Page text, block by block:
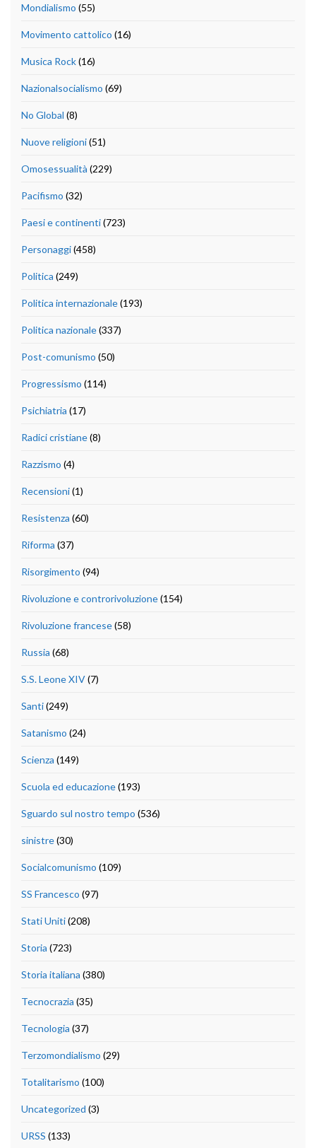
Mondialismo (55)
Movimento cattolico (16)
Musica Rock(16)
Nazionalsocialismo (69)
No Global (8)
Nuove religioni(51)
Omosessualità (229)
Pacifismo (32)
Paesi e continenti(723)
Personaggi(458)
Politica (249)
Politica internazionale(193)
Politica nazionale(337)
Post-comunismo (50)
Progressismo (114)
Psichiatria (17)
Radici cristiane(8)
Razzismo (4)
Recensioni(1)
Resistenza (60)
Riforma (37)
Risorgimento (94)
Rivoluzione e controrivoluzione(154)
Rivoluzione francese(58)
Russia (68)
S.S. Leone XIV(7)
Santi(249)
Satanismo (24)
Scienza (149)
Scuola ed educazione(193)
Sguardo sul nostro tempo (536)
sinistre(30)
Socialcomunismo (109)
SS Francesco (97)
Stati Uniti(208)
Storia (723)
Storia italiana (380)
Tecnocrazia (35)
Tecnologia (37)
Terzomondialismo (29)
Totalitarismo (100)
Uncategorized (3)
URSS (133)